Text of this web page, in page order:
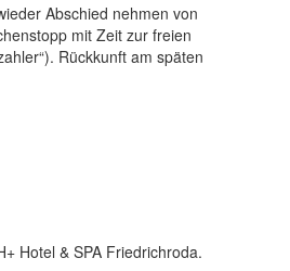
Abschied nehmen von
mit Zeit zur freien
Rückkunft am späten
Hotel & SPA Friedrichroda.